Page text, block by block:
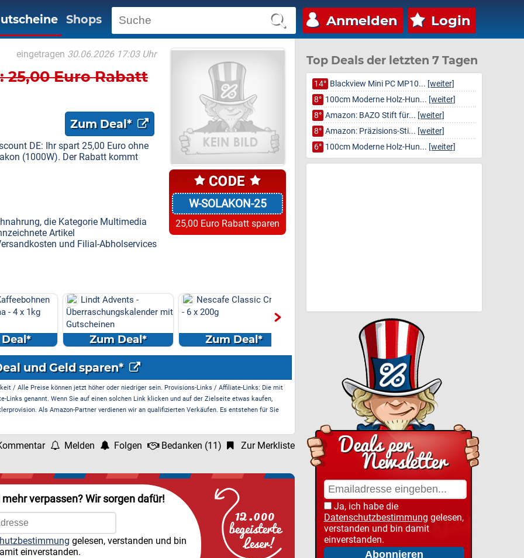
Anmelden Login
Shops
W-SOLAKON-25
25,00 Euro Rabatt sparen
eingetragen 30.06.2026 17:03 Uhr
Euro Rabatt
Zum Deal*
DE: Ihr spart 25,00 Euro ohne
(1000W). Der Rabatt kommt
die Kategorie Multimedia
Artikel
und Filial-Abholservices
1kg
Lindt Advents -
Überraschungskalender mit
Gutscheinen
Zum Deal*
Nescafe Classic Crema
- 6 x 200g
Zum Deal*
- 10% Rabatt auf
Zum Deal*
Spitzbergen 220, für 6
Personen
Zum Deal*
und Geld sparen*
/ Alle Preise können jetzt höher oder niedriger sein. Provisions-Links / Affiliate-Links: Die mit
Links genannt. Wenn Sie auf einen solchen Link klicken und auf der Zielseite etwas kaufen,
Als Amazon-Partner verdienen wir an qualifizierten Verkäufen. Es entstehen für Sie
Melden Folgen Bedanken (11) Zur Merkliste
verpassen? Wir sorgen dafür!
gelesen, verstanden und bin
einverstanden.
Top Deals der letzten 7 Tagen
14° Blackview Mini PC MP10... [weiter]
8° 100cm Moderne Holz-Hun... [weiter]
8° Amazon: BAZO Stift für... [weiter]
8° Amazon: Präzisions-Sti... [weiter]
6° 100cm Moderne Holz-Hun... [weiter]
Ja, ich habe die
Datenschutzbestimmung gelesen,
verstanden und bin damit
einverstanden.